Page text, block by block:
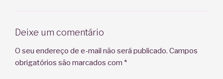
Deixe um comentário
O seu endereço de e-mail não será publicado. Campos
obrigatórios são marcados com *